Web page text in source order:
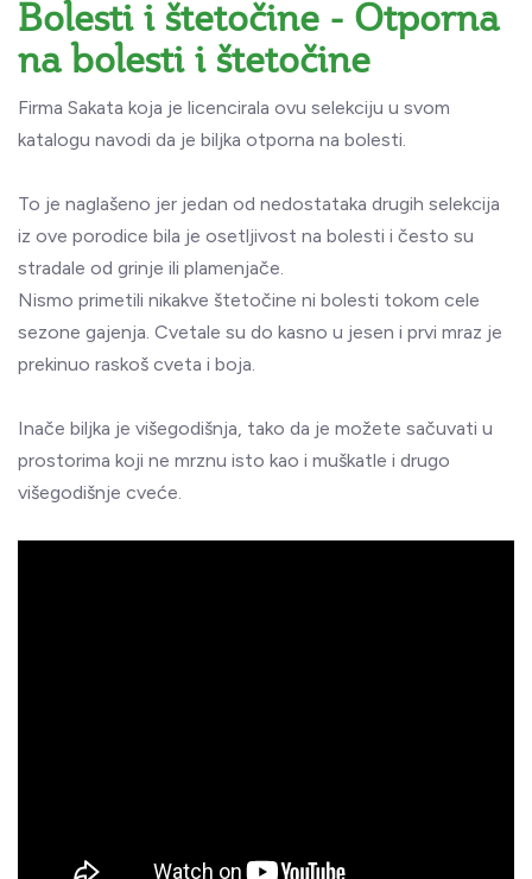
Bolesti i štetočine - Otporna
na bolesti i štetočine
Firma Sakata koja je licencirala ovu selekciju u svom
katalogu navodi da je biljka otporna na bolesti.
To je naglašeno jer jedan od nedostataka drugih selekcija
iz ove porodice bila je osetljivost na bolesti i često su
stradale od grinje ili plamenjače.
Nismo primetili nikakve štetočine ni bolesti tokom cele
sezone gajenja. Cvetale su do kasno u jesen i prvi mraz je
prekinuo raskoš cveta i boja.
Inače biljka je višegodišnja, tako da je možete sačuvati u
prostorima koji ne mrznu isto kao i muškatle i drugo
višegodišnje cveće.